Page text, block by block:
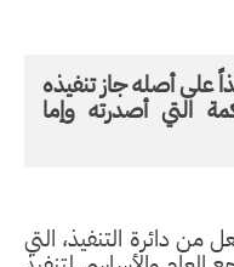
على أصله جاز تنفيذه
التي أصدرته وإما
دائرة التنفيذ، التي